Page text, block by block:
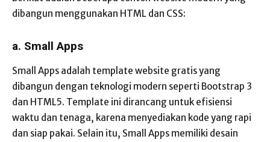
dibangun menggunakan HTML dan CSS:
a. Small Apps
Small Apps adalah template website gratis yang
dibangun dengan teknologi modern seperti Bootstrap 3
dan HTML5. Template ini dirancang untuk efisiensi
waktu dan tenaga, karena menyediakan kode yang rapi
dan siap pakai. Selain itu, Small Apps memiliki desain